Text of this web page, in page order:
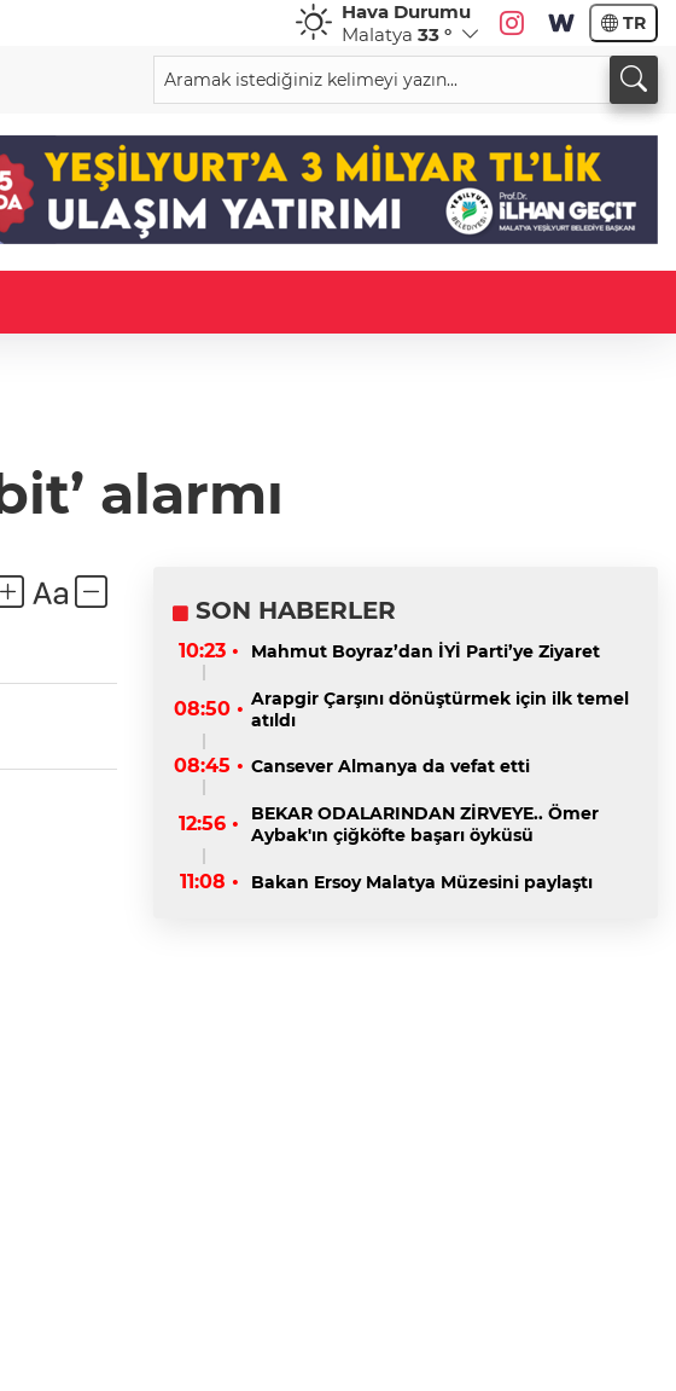
Hava Durumu
Malatya 33 ° TR
alarmı
SON HABERLER
10:23 • Mahmut Boyraz’dan İYİ Parti’ye Ziyaret
08:50 • Arapgir Çarşını dönüştürmek için ilk temel
atıldı
08:45 • Cansever Almanya da vefat etti
12:56 •
BEKAR ODALARINDAN ZİRVEYE.. Ömer
Aybak'ın çiğköfte başarı öyküsü
11:08 • Bakan Ersoy Malatya Müzesini paylaştı